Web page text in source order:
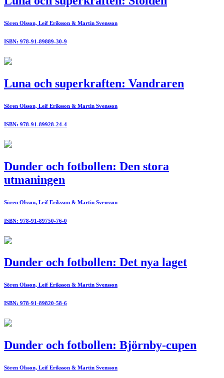
Sören Olsson, Leif Eriksson & Martin Svensson
ISBN: 978-91-89889-30-9
Luna och superkraften: Vandraren
Sören Olsson, Leif Eriksson & Martin Svensson
ISBN: 978-91-89928-24-4
Dunder och fotbollen: Den stora
utmaningen
Sören Olsson, Leif Eriksson & Martin Svensson
ISBN: 978-91-89750-76-0
Dunder och fotbollen: Det nya laget
Sören Olsson, Leif Eriksson & Martin Svensson
ISBN: 978-91-89820-58-6
Dunder och fotbollen: Björnby-cupen
Sören Olsson, Leif Eriksson & Martin Svensson